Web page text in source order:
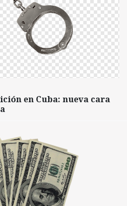
en Cuba: nueva cara